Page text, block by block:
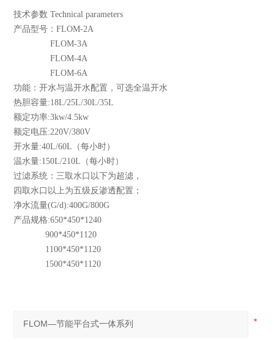
技术参数 Technical parameters
产品型号：FLOM-2A
FLOM-3A
FLOM-4A
FLOM-6A
功能：开水与温开水配置，可选全温开水
热胆容量:18L/25L/30L/35L
额定功率:3kw/4.5kw
额定电压:220V/380V
开水量:40L/60L（每小时）
温水量:150L/210L（每小时）
过滤系统：三取水口以下为超滤，
四取水口以上为五级反渗透配置；
净水流量(G/d):400G/800G
产品规格:650*450*1240
900*450*1120
1100*450*1120
1500*450*1120